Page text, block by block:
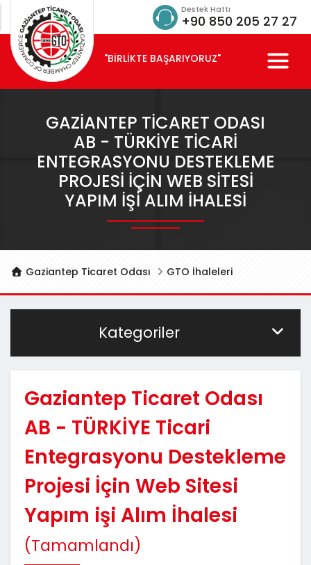
Destek Hattı
+90 850 205 27 27
"BİRLİKTE BAŞARIYORUZ"
GAZIANTEP TICARET ODASI
AB - TÜRKİYE TICARI
ENTEGRASYONU DESTEKLEME
PROJESI İÇIN WEB SITESI
YAPIM IŞI ALIM İHALESI
Gaziantep Ticaret Odası GTO İhaleleri
Kategoriler
Gaziantep Ticaret Odası
AB - TÜRKİYE Ticari
Entegrasyonu Destekleme
Projesi İçin Web Sitesi
Yapım işi Alım İhalesi
(Tamamlandı)